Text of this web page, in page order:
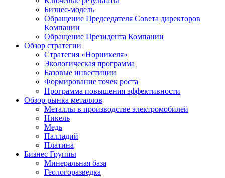
Бизнес-модель
Обращение Председателя Совета директоров
Компании
Обращение Президента Компании
Обзор стратегии
Стратегия «Норникеля»
Экологическая программа
Базовые инвестиции
Формирование точек роста
Программа повышения эффективности
Обзор рынка металлов
Металлы в производстве электромобилей
Никель
Медь
Палладий
Платина
Бизнес Группы
Минеральная база
Геологоразведка